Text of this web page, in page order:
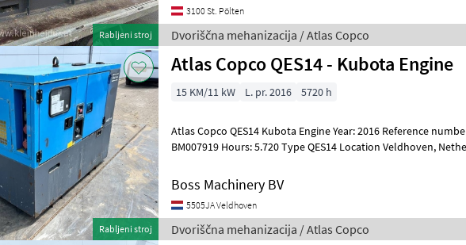
Rabljeni stroj
3100 St. Pölten
Dvoriščna mehanizacija / Atlas Copco
Rabljeni stroj
Atlas Copco QES14 - Kubota Engine
15 KM/11 kW L. pr. 2016 5720 h
Atlas Copco QES14 Kubota Engine Year: 2016 Reference number:
BM007919 Hours: 5.720 Type QES14 Location Veldhoven, Netherlands
Boss Machinery BV
5505JA Veldhoven
Dvoriščna mehanizacija / Atlas Copco